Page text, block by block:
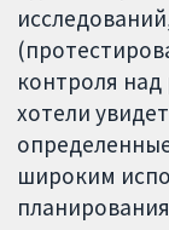
контроля
хотели
широким